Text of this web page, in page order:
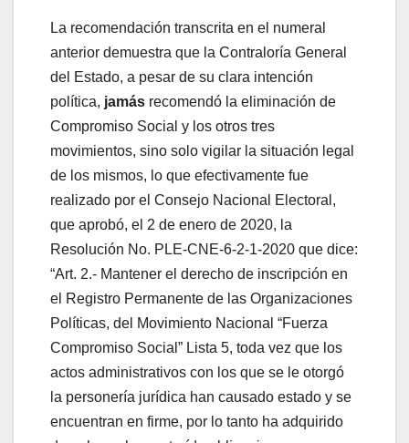
La recomendación transcrita en el numeral
anterior demuestra que la Contraloría General
del Estado, a pesar de su clara intención
política, jamás recomendó la eliminación de
Compromiso Social y los otros tres
movimientos, sino solo vigilar la situación legal
de los mismos, lo que efectivamente fue
realizado por el Consejo Nacional Electoral,
que aprobó, el 2 de enero de 2020, la
Resolución No. PLE-CNE-6-2-1-2020 que dice:
“Art. 2.- Mantener el derecho de inscripción en
el Registro Permanente de las Organizaciones
Políticas, del Movimiento Nacional “Fuerza
Compromiso Social” Lista 5, toda vez que los
actos administrativos con los que se le otorgó
la personería jurídica han causado estado y se
encuentran en firme, por lo tanto ha adquirido